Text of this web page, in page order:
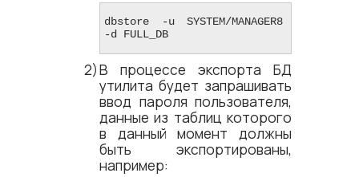
dbstore -u SYSTEM/MANAGER8
-d FULL_DB
В процессе экспорта БД
утилита будет запрашивать
ввод пароля пользователя,
данные из таблиц которого
в данный момент должны
быть экспортированы,
например: